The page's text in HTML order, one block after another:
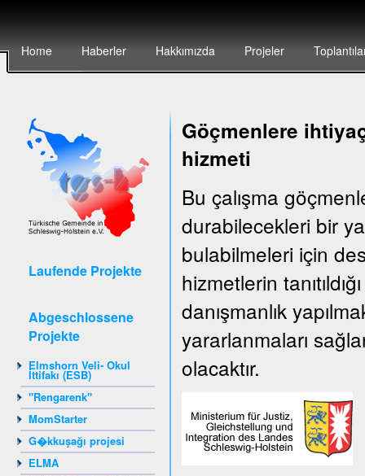
Home Haberler Hakkımızda Projeler
Laufende Projekte
Abgeschlossene
Projekte
Elmshorn Veli- Okul
İttifakı (ESB)
"Rengarenk"
MomStarter
G�kkuşağı projesi
ELMA
Göçmenlere
hizmeti
Bu çalışma
durabilecekleri bir
bulabilmeleri için
hizmetlerin
danışmanlık
yararlanmaları
olacaktır.